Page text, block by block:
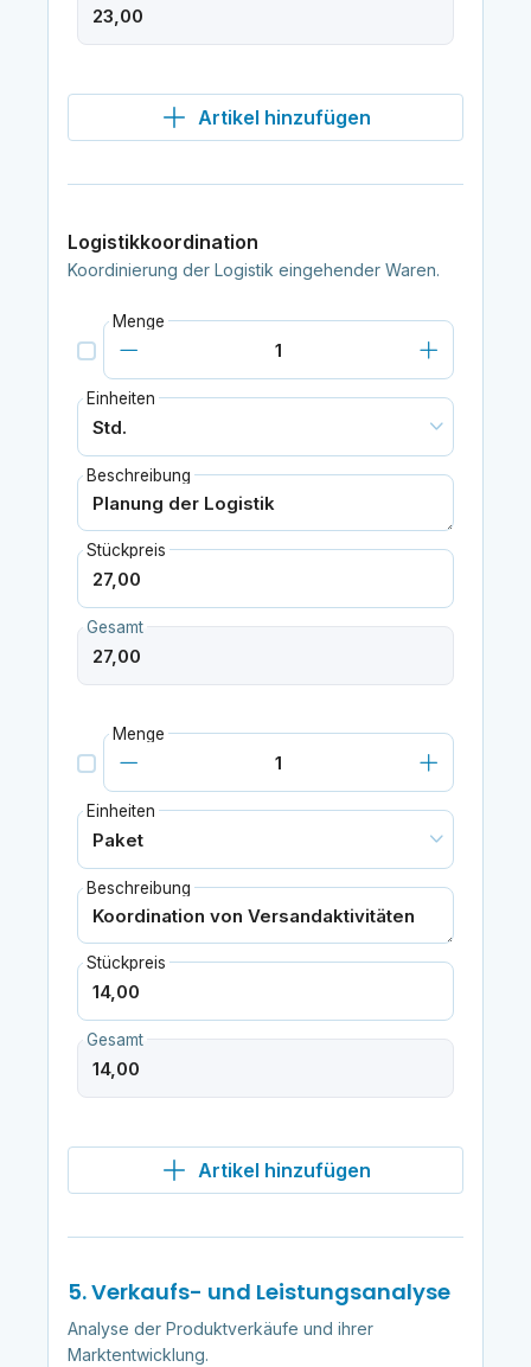
Artikel hinzufügen
Logistikkoordination
Koordinierung der Logistik eingehender Waren.
Menge
Einheiten
Beschreibung
Stückpreis
Gesamt
Menge
Einheiten
Beschreibung
Stückpreis
Gesamt
Artikel hinzufügen
5. Verkaufs- und Leistungsanalyse
Analyse der Produktverkäufe und ihrer
Marktentwicklung.